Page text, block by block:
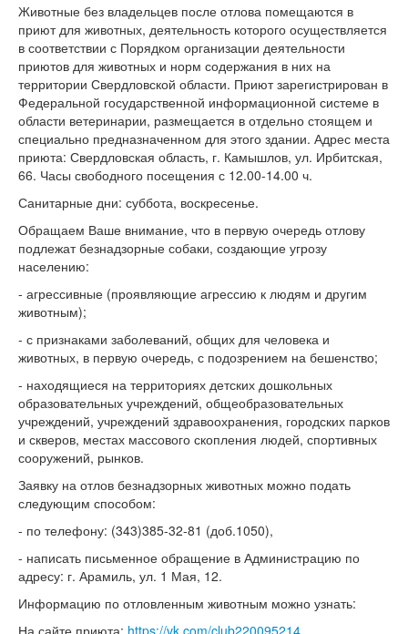
Животные без владельцев после отлова помещаются в
приют для животных, деятельность которого осуществляется
в соответствии с Порядком организации деятельности
приютов для животных и норм содержания в них на
территории Свердловской области. Приют зарегистрирован в
Федеральной государственной информационной системе в
области ветеринарии, размещается в отдельно стоящем и
специально предназначенном для этого здании. Адрес места
приюта: Свердловская область, г. Камышлов, ул. Ирбитская,
66. Часы свободного посещения с 12.00-14.00 ч.
Санитарные дни: суббота, воскресенье.
Обращаем Ваше внимание, что в первую очередь отлову
подлежат безнадзорные собаки, создающие угрозу
населению:
- агрессивные (проявляющие агрессию к людям и другим
животным);
- с признаками заболеваний, общих для человека и
животных, в первую очередь, с подозрением на бешенство;
- находящиеся на территориях детских дошкольных
образовательных учреждений, общеобразовательных
учреждений, учреждений здравоохранения, городских парков
и скверов, местах массового скопления людей, спортивных
сооружений, рынков.
Заявку на отлов безнадзорных животных можно подать
следующим способом:
- по телефону: (343)385-32-81 (доб.1050),
- написать письменное обращение в Администрацию по
адресу: г. Арамиль, ул. 1 Мая, 12.
Информацию по отловленным животным можно узнать:
На сайте приюта: https://vk.com/club220095214